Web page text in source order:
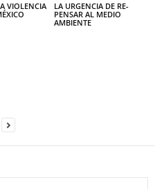
VIOLENCIA
LA URGENCIA DE RE-
PENSAR AL MEDIO
AMBIENTE